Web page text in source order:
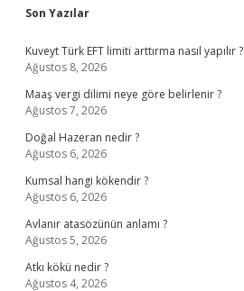
Sidebar
Son Yazılar
Kuveyt Türk EFT limiti arttırma nasıl yapılır ?
Ağustos 8, 2026
Maaş vergi dilimi neye göre belirlenir ?
Ağustos 7, 2026
Doğal Hazeran nedir ?
Ağustos 6, 2026
Kumsal hangi kökendir ?
Ağustos 6, 2026
Avlanır atasözünün anlamı ?
Ağustos 5, 2026
Atkı kökü nedir ?
Ağustos 4, 2026